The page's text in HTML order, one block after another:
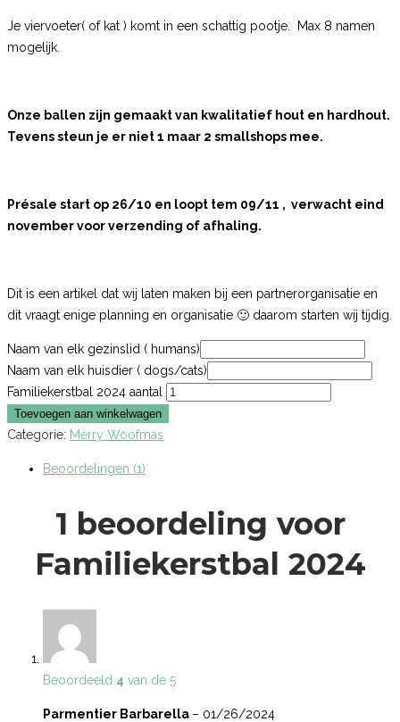
Je viervoeter( of kat ) komt in een schattig pootje. Max 8 namen
mogelijk.
Onze ballen zijn gemaakt van kwalitatief hout en hardhout.
Tevens steun je er niet 1 maar 2 smallshops mee.
Présale start op 26/10 en loopt tem 09/11 , verwacht eind
november voor verzending of afhaling.
Dit is een artikel dat wij laten maken bij een partnerorganisatie en
dit vraagt enige planning en organisatie 🙂 daarom starten wij tijdig.
Naam van elk gezinslid ( humans)
Naam van elk huisdier ( dogs/cats)
Familiekerstbal 2024 aantal
Toevoegen aan winkelwagen
Categorie: Merry Woofmas
Beoordelingen (1)
1 beoordeling voor
Familiekerstbal 2024
Beoordeeld 4 van de 5
Parmentier Barbarella – 01/26/2024